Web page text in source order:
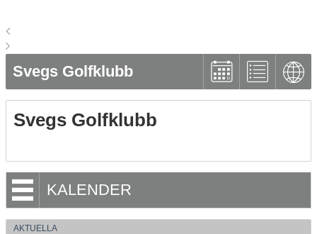
Svegs Golfklubb
Svegs Golfklubb
KALENDER
AKTUELLA